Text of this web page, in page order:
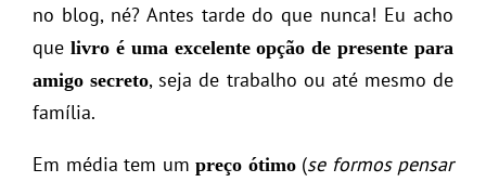
no blog, né? Antes tarde do que nunca! Eu acho
que livro é uma excelente opção de presente para
amigo secreto, seja de trabalho ou até mesmo de
família.
Em média tem um preço ótimo(se formos pensar